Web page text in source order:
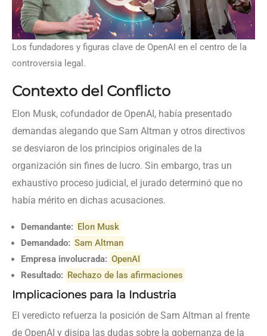
Los fundadores y figuras clave de OpenAI en el centro de la
controversia legal.
Contexto del Conflicto
Elon Musk, cofundador de OpenAI, había presentado
demandas alegando que Sam Altman y otros directivos
se desviaron de los principios originales de la
organización sin fines de lucro. Sin embargo, tras un
exhaustivo proceso judicial, el jurado determinó que no
había mérito en dichas acusaciones.
Demandante: Elon Musk
Demandado: Sam Altman
Empresa involucrada: OpenAI
Resultado: Rechazo de las afirmaciones
Implicaciones para la Industria
El veredicto refuerza la posición de Sam Altman al frente
de OpenAI y disipa las dudas sobre la gobernanza de la